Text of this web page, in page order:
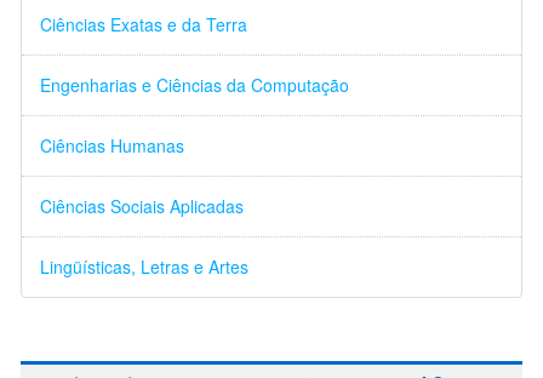
Ciências Exatas e da Terra
Engenharias e Ciências da Computação
Ciências Humanas
Ciências Sociais Aplicadas
Lingüísticas, Letras e Artes